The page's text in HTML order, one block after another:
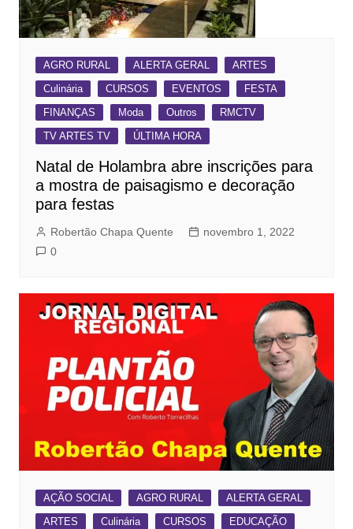
AGRO RURAL ALERTA GERAL
ARTES
Culinária
CURSOS EVENTOS
FESTA
FINANÇAS
Moda Outros
RMCTV
TV ARTES TV
ÚLTIMA HORA
Natal de Holambra abre inscrições para
a mostra de paisagismo e decoração
para festas
Robertão Chapa Quente
novembro 1, 2022
0
AÇÃO SOCIAL AGRO RURAL
ALERTA GERAL
ARTES
Culinária CURSOS EDUCAÇÃO